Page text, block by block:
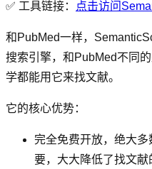
✅ 工具链接： 点击访问
和PubMed一样，
搜索引擎，和PubMed不同
学都能用它来找文献。
它的核心优势：
完全免费开放，绝大
要，大大降低了找文